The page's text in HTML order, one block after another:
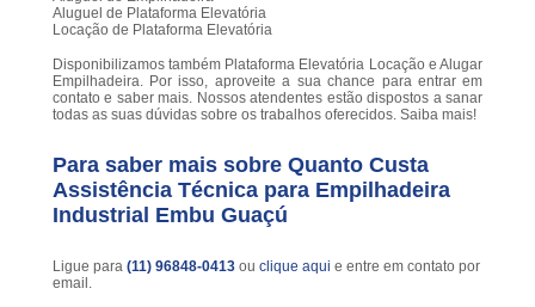
Aluguel de Plataforma Elevatória
Locação de Plataforma Elevatória
Disponibilizamos também Plataforma Elevatória Locação e Alugar
Empilhadeira. Por isso, aproveite a sua chance para entrar em
contato e saber mais. Nossos atendentes estão dispostos a sanar
todas as suas dúvidas sobre os trabalhos oferecidos. Saiba mais!
Para saber mais sobre Quanto Custa
Assistência Técnica para Empilhadeira
Industrial Embu Guaçú
Ligue para (11) 96848-0413 ou clique aqui e entre em contato por
email.